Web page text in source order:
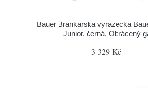
Bauer Brankářská vyrážečka
Junior, černá, Obrácený
3 329 Kč